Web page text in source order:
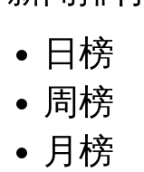
日榜
周榜
月榜